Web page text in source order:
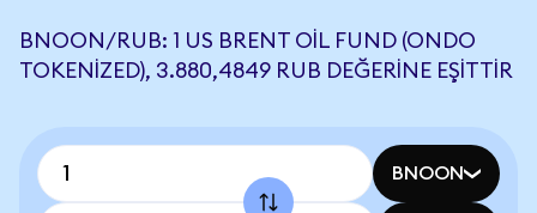
BNOON/RUB: 1 US BRENT OIL FUND (ONDO
TOKENIZED), 3.880,4849 RUB DEĞERINE EŞITTIR
BNOON